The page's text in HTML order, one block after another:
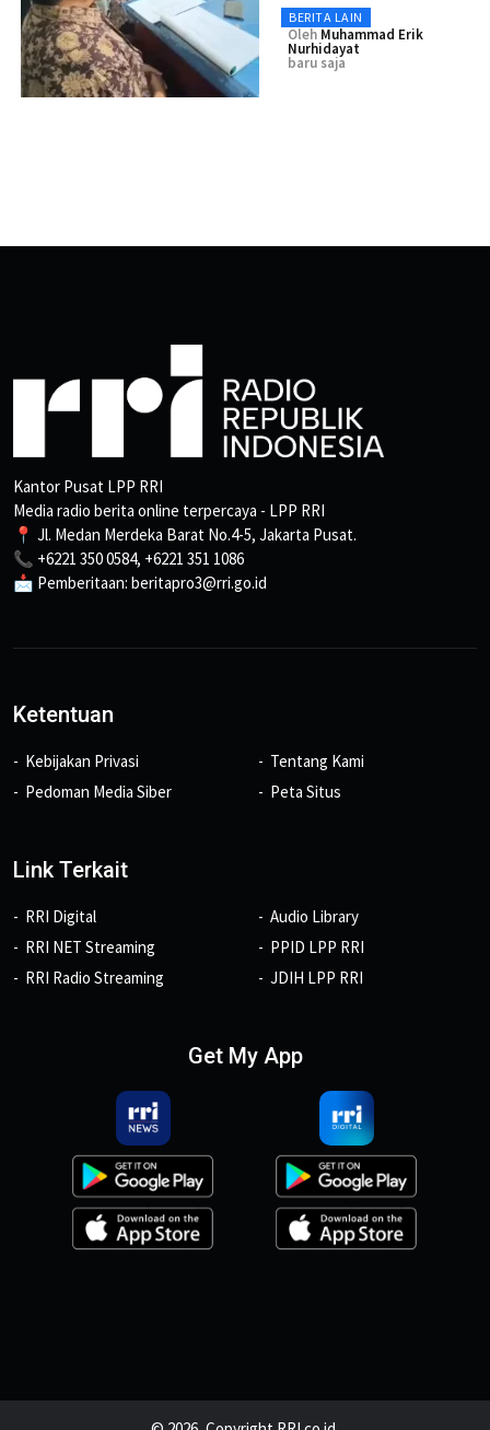
BERITA LAIN
Oleh Muhammad Erik
Nurhidayat
baru saja
Kantor Pusat LPP RRI
Media radio berita online terpercaya - LPP RRI
📍 Jl. Medan Merdeka Barat No.4-5, Jakarta Pusat.
📞 +6221 350 0584, +6221 351 1086
📩 Pemberitaan: beritapro3@rri.go.id
Ketentuan
Kebijakan Privasi
Pedoman Media Siber
Tentang Kami
Peta Situs
Link Terkait
RRI Digital
RRI NET Streaming
RRI Radio Streaming
Audio Library
PPID LPP RRI
JDIH LPP RRI
Get My App